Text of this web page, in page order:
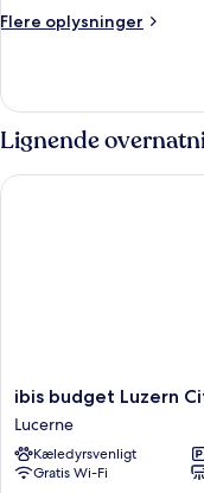
enkeltsenge
Flere oplysninger
Flere
værelse
-
2
enkeltsenge
(Pilatus
Lignende
ibis
budget
Luzern
City
Lucerne
ibis budget Luzern
Lucerne
Kæledyrsvenligt
Gratis Wi-Fi
ibis budget Luzern City